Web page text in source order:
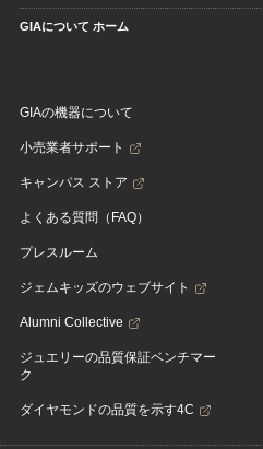
GIAについて ホーム
GIAの機器について
小売業者サポート
キャンパス ストア
よくある質問（FAQ）
プレスルーム
ジェムキッズのウェブサイト
Alumni Collective
ジュエリーの品質保証ベンチマー
ク
ダイヤモンドの品質を示す4C